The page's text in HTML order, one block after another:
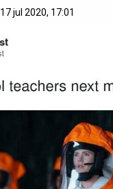
17 jul 2020, 17:01